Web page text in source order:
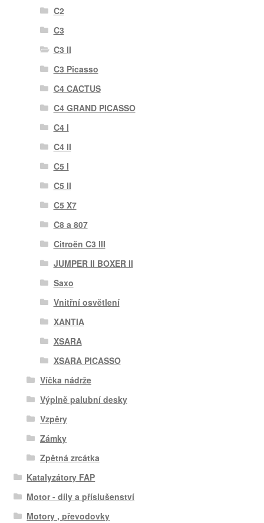
C2
C3
C3 II
C3 Picasso
C4 CACTUS
C4 GRAND PICASSO
C4 I
C4 II
C5 I
C5 II
C5 X7
C8 a 807
Citroën C3 III
JUMPER II BOXER II
Saxo
Vnitřní osvětlení
XANTIA
XSARA
XSARA PICASSO
Víčka nádrže
Výplně palubní desky
Vzpěry
Zámky
Zpětná zrcátka
Katalyzátory FAP
Motor - díly a příslušenství
Motory , převodovky